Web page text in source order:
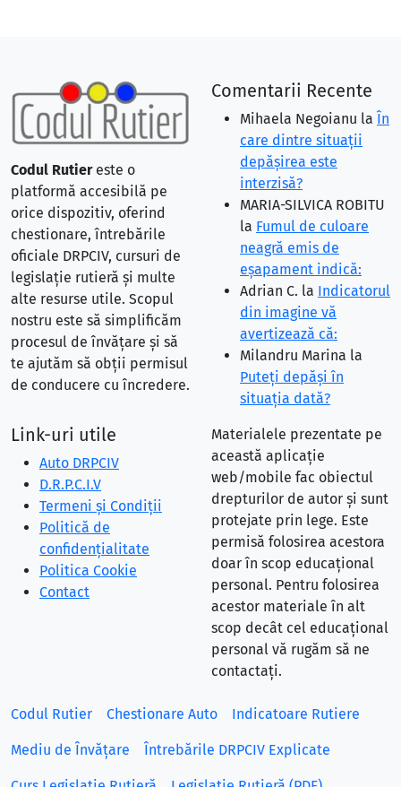
Codul Rutiereste o
platformă accesibilă pe
orice dispozitiv, oferind
chestionare, întrebările
oficiale DRPCIV, cursuri de
legislație rutieră și multe
alte resurse utile. Scopul
nostru este să simplificăm
procesul de învățare și să
te ajutăm să obții permisul
de conducere cu încredere.
Comentarii Recente
Mihaela Negoianu la În
care dintre situaţii
depăşirea este
interzisă?
MARIA-SILVICA ROBITU
la Fumul de culoare
neagră emis de
eşapament indică:
Adrian C. la Indicatorul
din imagine vă
avertizează că:
Milandru Marina la
Puteţi depăşi în
situaţia dată?
Link-uri utile
Auto DRPCIV
D.R.P.C.I.V
Termeni și Condiții
Politică de
confidențialitate
Politica Cookie
Contact
Materialele prezentate pe
această aplicație
web/mobile fac obiectul
drepturilor de autor și sunt
protejate prin lege. Este
permisă folosirea acestora
doar în scop educațional
personal. Pentru folosirea
acestor materiale în alt
scop decât cel educațional
personal vă rugăm să ne
contactați.
Codul Rutier Chestionare Auto Indicatoare Rutiere
Mediu de Învățare Întrebările DRPCIV Explicate